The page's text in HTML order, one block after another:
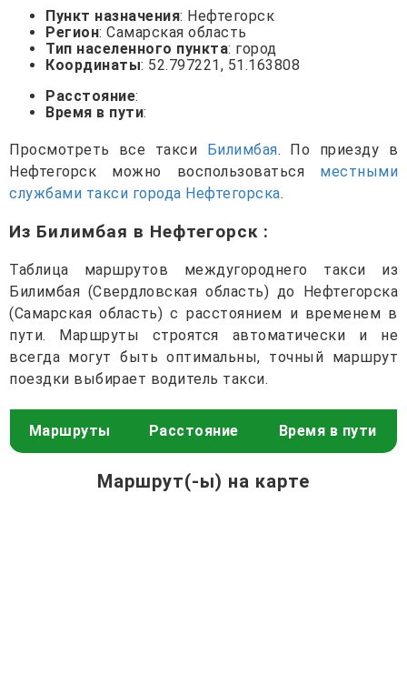
Пункт назначения: Нефтегорск
Регион: Самарская область
Тип населенного пункта: город
Координаты: 52.797221, 51.163808
Расстояние:
Время в пути:
Просмотреть все такси Билимбая. По приезду в
Нефтегорск можно воспользоваться местными
службами такси города Нефтегорска.
Из Билимбая в Нефтегорск :
Таблица маршрутов междугороднего такси из
Билимбая (Свердловская область) до Нефтегорска
(Самарская область) с расстоянием и временем в
пути. Маршруты строятся автоматически и не
всегда могут быть оптимальны, точный маршрут
поездки выбирает водитель такси.
Маршруты Расстояние Время в пути
Маршрут(-ы) на карте